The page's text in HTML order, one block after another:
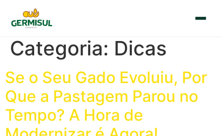
🇧🇷Português 🇪🇸 Español
Início
Quem Somos
Categoria: Dicas
Se o Seu Gado Evoluiu, Por
Que a Pastagem Parou no
Tempo? A Hora de